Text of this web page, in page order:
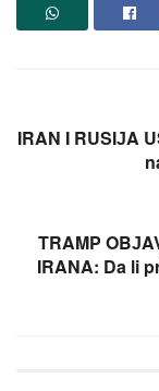
IRAN I RUSIЈA
TRAMP
IRANA: Da li